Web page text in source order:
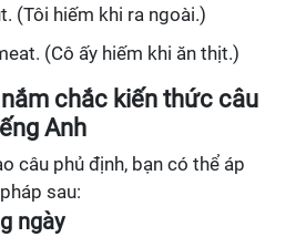
(Tôi hiếm khi ra ngoài.)
(Cô ấy hiếm khi ăn thịt.)
chắc kiến thức câu
Anh
câu phủ định, bạn có thể áp
sau:
ngày